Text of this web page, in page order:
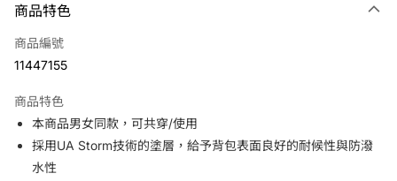
信用卡一次付款
LINE Pay
悠遊付
運送方式
商品特色
商品編號
11447155
商品特色
本商品男女同款，可共穿/使用
採用UA Storm技術的塗層，給予背包表面良好的耐候性與防潑
水性